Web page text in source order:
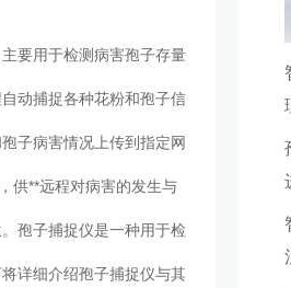
要用于检测病害孢子存量
动捕捉各种花粉和孢子信
子病害情况上传到指定网
供**远程对病害的发生与
孢子捕捉仪是一种用于检
详细介绍孢子捕捉仪与其